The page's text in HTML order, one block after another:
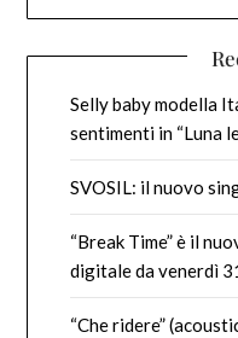
Selly baby modella
sentimenti in “Luna
SVOSIL: il nuovo
“Break Time” è il
digitale da venerdì
“Che ridere”